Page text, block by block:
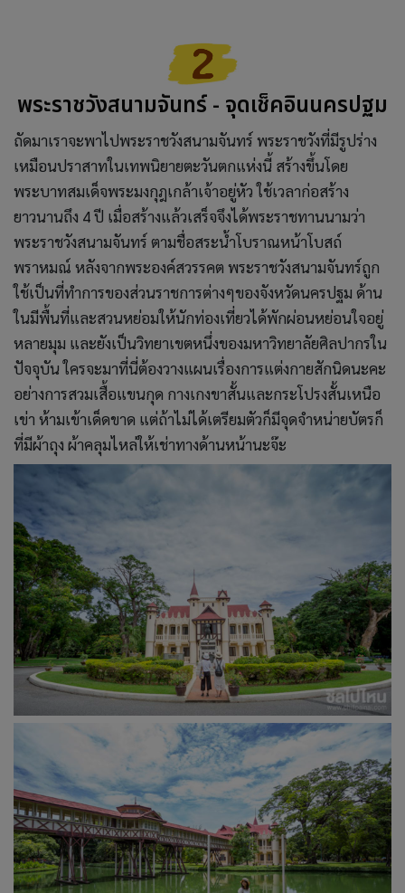
พระราชวังสนามจันทร์ - จุดเช็คอินนครปฐม
ถัดมาเราจะพาไปพระราชวังสนามจันทร์ พระราชวังที่มีรูปร่าง
เหมือนปราสาทในเทพนิยายตะวันตกแห่งนี้ สร้างขึ้นโดย
พระบาทสมเด็จพระมงกุฎเกล้าเจ้าอยู่หัว ใช้เวลาก่อสร้าง
ยาวนานถึง 4 ปี เมื่อสร้างแล้วเสร็จจึงได้พระราชทานนามว่า
พระราชวังสนามจันทร์ ตามชื่อสระน้ำโบราณหน้าโบสถ์
พราหมณ์ หลังจากพระองค์สวรรคต พระราชวังสนามจันทร์ถูก
ใช้เป็นที่ทำการของส่วนราชการต่างๆของจังหวัดนครปฐม ด้าน
ในมีพื้นที่และสวนหย่อมให้นักท่องเที่ยวได้พักผ่อนหย่อนใจอยู่
หลายมุม และยังเป็นวิทยาเขตหนึ่งของมหาวิทยาลัยศิลปากรใน
ปัจจุบัน ใครจะมาที่นี่ต้องวางแผนเรื่องการแต่งกายสักนิดนะคะ
อย่างการสวมเสื้อแขนกุด กางเกงขาสั้นและกระโปรงสั้นเหนือ
เข่า ห้ามเข้าเด็ดขาด แต่ถ้าไม่ได้เตรียมตัวก็มีจุดจำหน่ายบัตรก็
ที่มีผ้าถุง ผ้าคลุมไหล่ให้เช่าทางด้านหน้านะจ๊ะ